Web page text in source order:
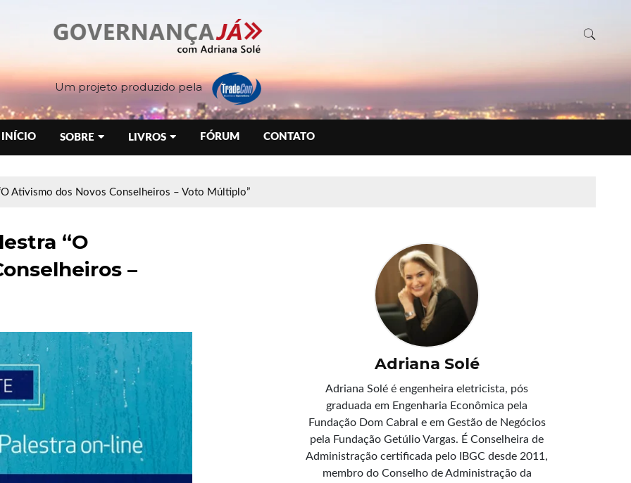
Um projeto produzido pela
INÍCIO SOBRE LIVROS FÓRUM CONTATO
Ativismo dos Novos Conselheiros – Voto Múltiplo”
“O
–
Adriana Solé
Adriana Solé é engenheira eletricista, pós
graduada em Engenharia Econômica pela
Fundação Dom Cabral e em Gestão de Negócios
pela Fundação Getúlio Vargas. É Conselheira de
Administração certificada pelo IBGC desde 2011,
membro do Conselho de Administração da